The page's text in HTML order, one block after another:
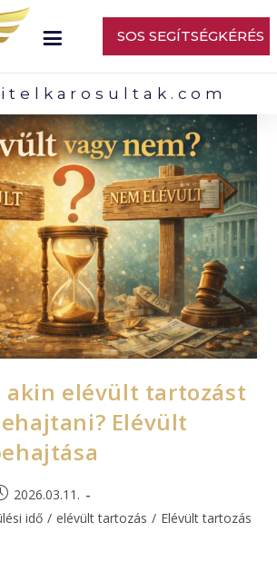
SOS SEGÍTSÉGKÉRÉS
elévült tartozást
Elévült
2026.03.11.
idő / elévült tartozás / Elévült tartozás